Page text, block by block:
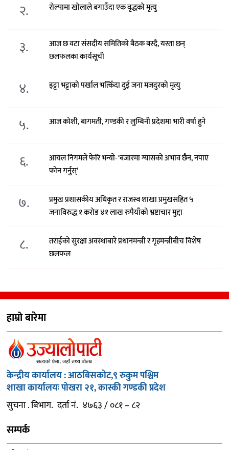
२. रोल्पामा खोलाले बगाउँदा एक वृद्धको मृत्यु
३.
आज छ वटा संसदीय समितिको बैठक बस्दै, यस्ता छन्
छलफलका कार्यसूची
४. इट्टा भट्टाको पर्खाल भत्किँदा दुई जना मजदुरको मृत्यु
५. आज कोशी, बागमती, गण्डकी र लुम्बिनी प्रदेशमा भारी वर्षा हुने
६.
आयल निगमले फेरि भन्याे- ‘बजारमा ग्यासको अभाव छैन, नपाए
फोन गर्नुस्’
७.
प्रमुख प्रशासकीय अधिकृत र राजस्व शाखा प्रमुखसहित ५
जनाविरुद्ध १ करोड ४१ लाख रुपैयाँको भ्रष्टाचार मुद्दा
८.
तराईको सुरक्षा अवस्थाबारे प्रधानमन्त्री र गृहमन्त्रीबीच विशेष
छलफल
हाम्रो बारेमा
केन्द्रीय कार्यालय : आठबिसकोट,९ रुकुम पश्चिम
शाखा कार्यालयः पोखरा २१, कास्की गण्डकी प्रदेश
सुचना . बिभाग. दर्ता नं. ४७६३ / ०८१ – ८२
सम्पर्क